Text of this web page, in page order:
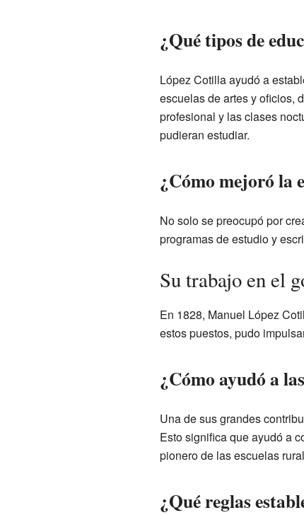
¿Qué tipos de
López Cotilla ayudó a
escuelas de artes y oficios,
profesional y las clases
pudieran estudiar.
¿Cómo mejoró la
No solo se preocupó por
programas de estudio y
Su trabajo en el
En 1828, Manuel López
estos puestos, pudo
¿Cómo ayudó a
Una de sus grandes
Esto significa que ayudó a
pionero de las escuelas
¿Qué reglas